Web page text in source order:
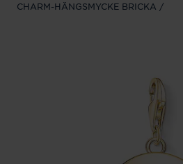
CHARM-HÄNGSMYCKE BRICKA